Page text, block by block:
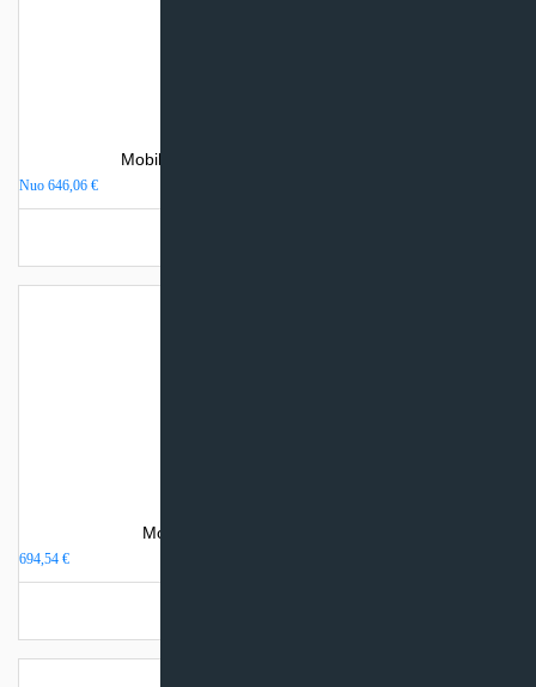
Mobilus oro kondicionierius Gree Shiny
Nuo 646,06 €
Mobilus oro kondicionierius Haier
694,54 €